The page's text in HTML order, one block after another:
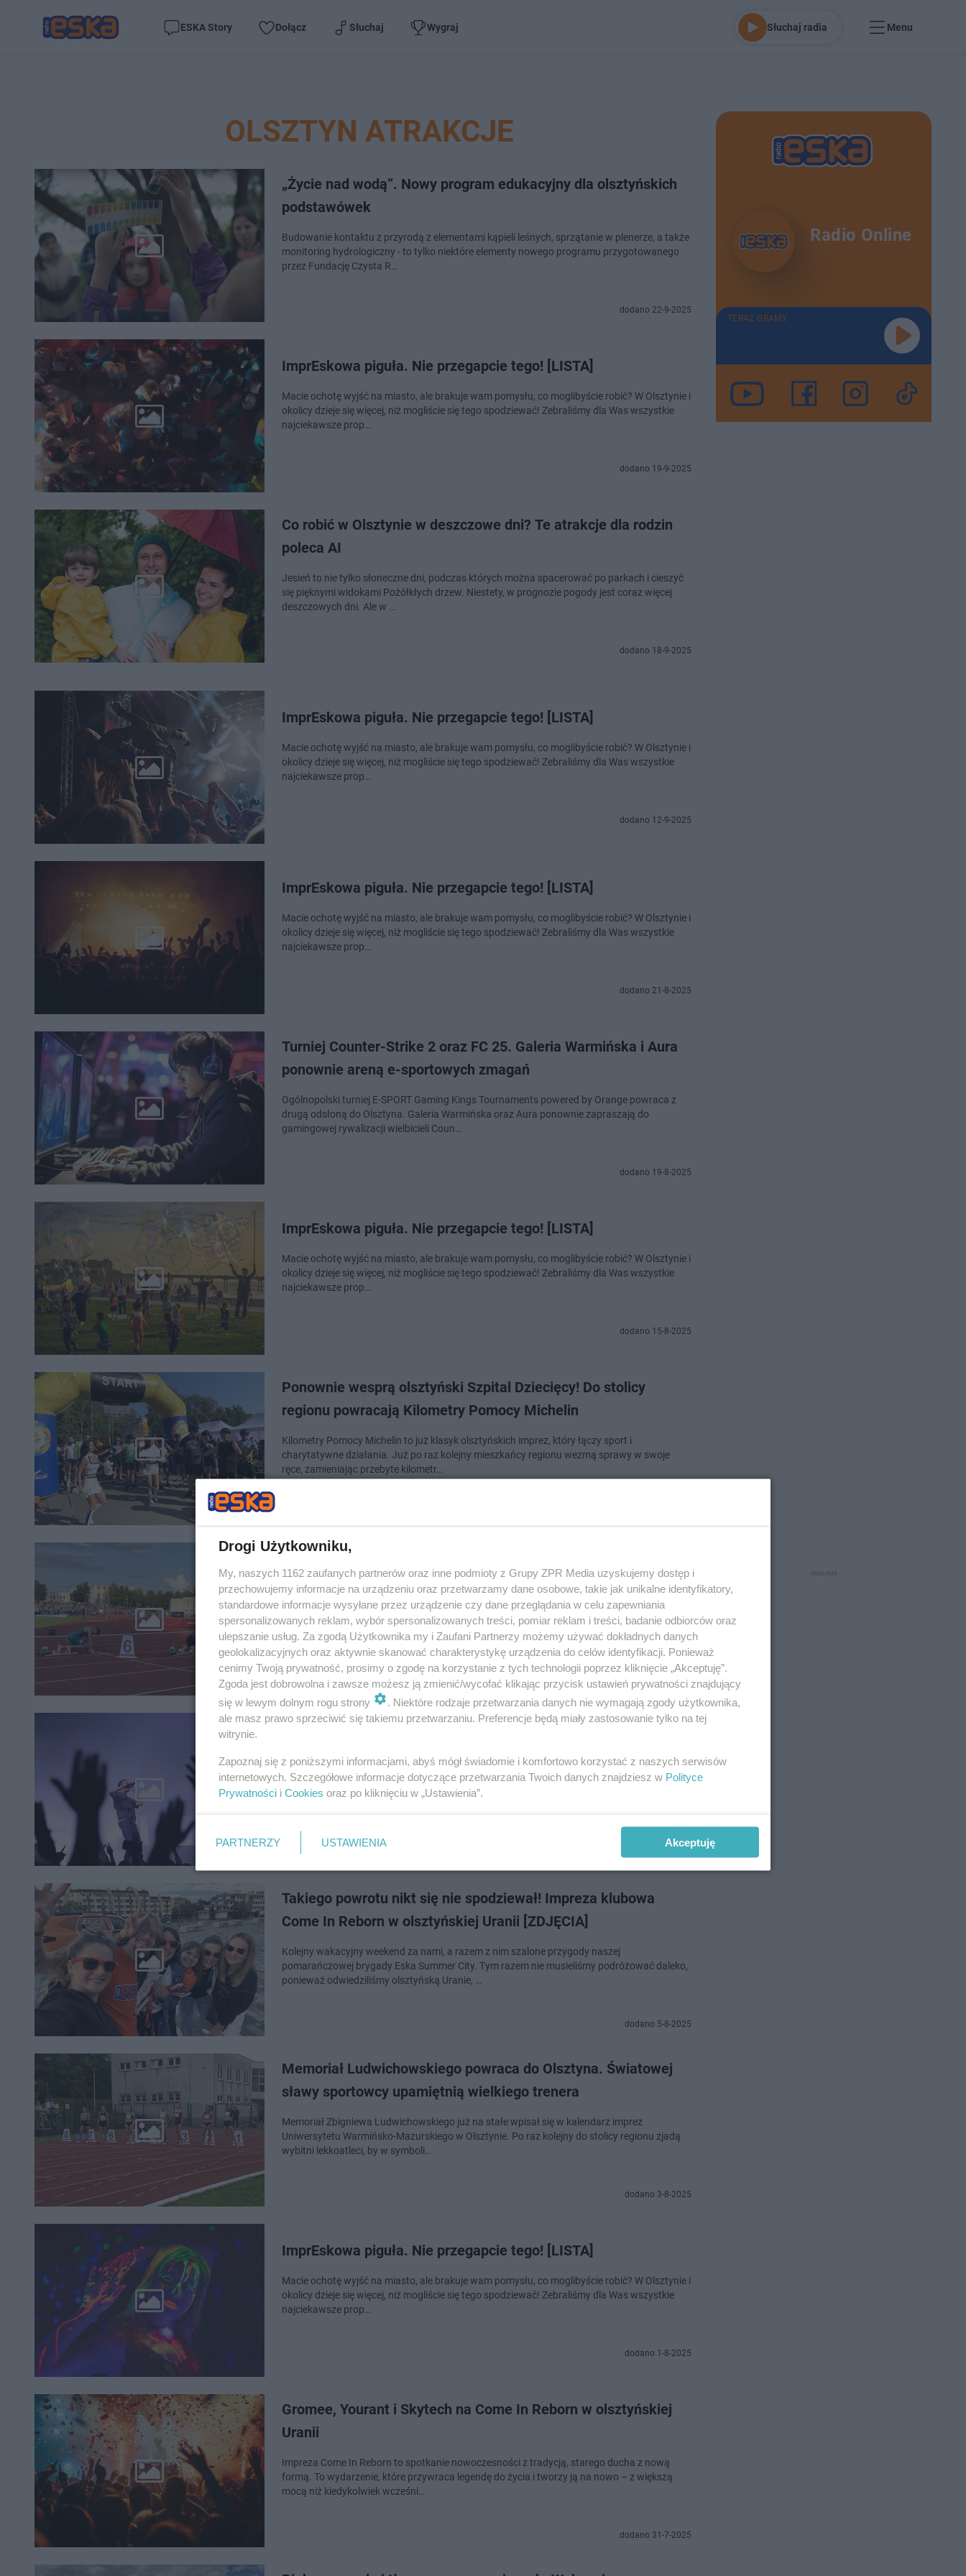
ESKA Story Dołącz Słuchaj Wygraj Słuchaj radia Menu
OLSZTYN ATRAKCJE
„Życie nad wodą”. Nowy program edukacyjny dla olsztyńskich
podstawówek
Budowanie kontaktu z przyrodą z elementami kąpieli leśnych, sprzątanie w plenerze, a także
monitoring hydrologiczny - to tylko niektóre elementy nowego programu przygotowanego
przez Fundację Czysta R…
dodano 22-9-2025
ImprEskowa piguła. Nie przegapcie tego! [LISTA]
Macie ochotę wyjść na miasto, ale brakuje wam pomysłu, co moglibyście robić? W Olsztynie i
okolicy dzieje się więcej, niż mogliście się tego spodziewać! Zebraliśmy dla Was wszystkie
najciekawsze prop…
dodano 19-9-2025
Co robić w Olsztynie w deszczowe dni? Te atrakcje dla rodzin
poleca AI
Jesień to nie tylko słoneczne dni, podczas których można spacerować po parkach i cieszyć
się pięknymi widokami Pożółkłych drzew. Niestety, w prognozie pogody jest coraz więcej
deszczowych dni. Ale w …
dodano 18-9-2025
ImprEskowa piguła. Nie przegapcie tego! [LISTA]
Macie ochotę wyjść na miasto, ale brakuje wam pomysłu, co moglibyście robić? W Olsztynie i
okolicy dzieje się więcej, niż mogliście się tego spodziewać! Zebraliśmy dla Was wszystkie
najciekawsze prop…
dodano 12-9-2025
ImprEskowa piguła. Nie przegapcie tego! [LISTA]
Macie ochotę wyjść na miasto, ale brakuje wam pomysłu, co moglibyście robić? W Olsztynie i
okolicy dzieje się więcej, niż mogliście się tego spodziewać! Zebraliśmy dla Was wszystkie
najciekawsze prop…
dodano 21-8-2025
Turniej Counter-Strike 2 oraz FC 25. Galeria Warmińska i Aura
ponownie areną e-sportowych zmagań
Ogólnopolski turniej E-SPORT Gaming Kings Tournaments powered by Orange powraca z
drugą odsłoną do Olsztyna. Galeria Warmińska oraz Aura ponownie zapraszają do
gamingowej rywalizacji wielbicieli Coun…
dodano 19-8-2025
ImprEskowa piguła. Nie przegapcie tego! [LISTA]
Macie ochotę wyjść na miasto, ale brakuje wam pomysłu, co moglibyście robić? W Olsztynie i
okolicy dzieje się więcej, niż mogliście się tego spodziewać! Zebraliśmy dla Was wszystkie
najciekawsze prop…
dodano 15-8-2025
Ponownie wesprą olsztyński Szpital Dziecięcy! Do stolicy
regionu powracają Kilometry Pomocy Michelin
Kilometry Pomocy Michelin to już klasyk olsztyńskich imprez, który łączy sport i
charytatywne działania. Już po raz kolejny mieszkańcy regionu wezmą sprawy w swoje
ręce, zamieniając przebyte kilometr…
Topowi sportowcy i tłumy widzów. Za nami Memoriał Zbigniewa
Ludwichowskiego
Memoriał Zbigniewa Ludwichowskiego, to już stała impreza na sportowej mapie Olsztyna.
Wydarzenie już po raz 5. powróciło na Stadion Lekkoatletyczny w Kortowie, gromadząc
wybitnych sportowców z całego…
dodano 12-8-2025
Macie ochotę wyjść na miasto, ale brakuje wam pomysłu, co moglibyście robić? W Olsztynie i
okolicy dzieje się więcej, niż mogliście się tego spodziewać! Zebraliśmy dla Was wszystkie
najciekawsze prop…
dodano 7-8-2025
Takiego powrotu nikt się nie spodziewał! Impreza klubowa
Come In Reborn w olsztyńskiej Uranii [ZDJĘCIA]
Kolejny wakacyjny weekend za nami, a razem z nim szalone przygody naszej
pomarańczowej brygady Eska Summer City. Tym razem nie musieliśmy podróżować daleko,
ponieważ odwiedziliśmy olsztyńską Uranie, …
dodano 5-8-2025
Memoriał Ludwichowskiego powraca do Olsztyna. Światowej
sławy sportowcy upamiętnią wielkiego trenera
Memoriał Zbigniewa Ludwichowskiego już na stałe wpisał się w kalendarz imprez
Uniwersytetu Warmińsko-Mazurskiego w Olsztynie. Po raz kolejny do stolicy regionu zjadą
wybitni lekkoatleci, by w symboli…
dodano 3-8-2025
ImprEskowa piguła. Nie przegapcie tego! [LISTA]
Macie ochotę wyjść na miasto, ale brakuje wam pomysłu, co moglibyście robić? W Olsztynie i
okolicy dzieje się więcej, niż mogliście się tego spodziewać! Zebraliśmy dla Was wszystkie
najciekawsze prop…
dodano 1-8-2025
Gromee, Yourant i Skytech na Come In Reborn w olsztyńskiej
Uranii
Impreza Come In Reborn to spotkanie nowoczesności z tradycją, starego ducha z nową
formą. To wydarzenie, które przywraca legendę do życia i tworzy ją na nowo – z większą
mocą niż kiedykolwiek wcześni…
dodano 31-7-2025
Radio Online
TERAZ GRAMY
Drogi Użytkowniku,
My, naszych 1162 zaufanych partnerów oraz inne podmioty z Grupy ZPR Media uzyskujemy dostęp i
przechowujemy informacje na urządzeniu oraz przetwarzamy dane osobowe, takie jak unikalne identyfikatory,
standardowe informacje wysyłane przez urządzenie czy dane przeglądania w celu zapewniania
spersonalizowanych reklam, wybór spersonalizowanych treści, pomiar reklam i treści, badanie odbiorców oraz
ulepszanie usług. Za zgodą Użytkownika my i Zaufani Partnerzy możemy używać dokładnych danych
geolokalizacyjnych oraz aktywnie skanować charakterystykę urządzenia do celów identyfikacji. Ponieważ
cenimy Twoją prywatność, prosimy o zgodę na korzystanie z tych technologii poprzez kliknięcie „Akceptuję”.
Zgoda jest dobrowolna i zawsze możesz ją zmienić/wycofać klikając przycisk ustawień prywatności znajdujący
się w lewym dolnym rogu strony
. Niektóre rodzaje przetwarzania danych nie wymagają zgody użytkownika,
ale masz prawo sprzeciwić się takiemu przetwarzaniu. Preferencje będą miały zastosowanie tylko na tej
witrynie.
Zapoznaj się z poniższymi informacjami, abyś mógł świadomie i komfortowo korzystać z naszych serwisów
internetowych. Szczegółowe informacje dotyczące przetwarzania Twoich danych znajdziesz w Polityce
Prywatności i Cookies oraz po kliknięciu w „Ustawienia”.
PARTNERZY USTAWIENIA Akceptuję